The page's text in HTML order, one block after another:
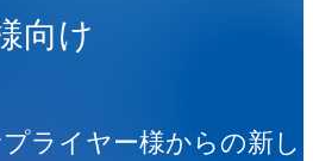
向け
ライヤー様からの新し